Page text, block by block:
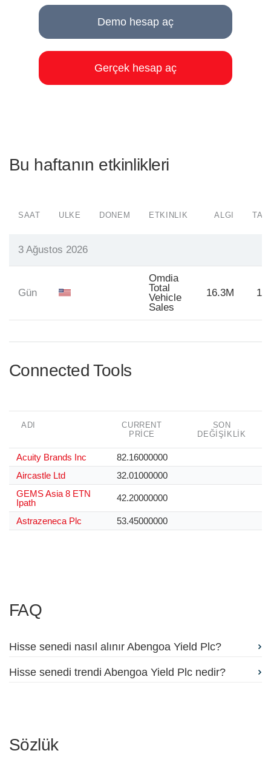
Demo hesap aç
Gerçek hesap aç
Bu haftanın etkinlikleri
SAAT ÜLKE DÖNEM ETKINLIK ALGI
3 Ağustos 2026
Gün
Omdia
Total
Vehicle
Sales
16.3M
Connected Tools
ADI
CURRENT
PRICE
SON
DEĞIŞIKLIK
Acuity Brands Inc
82.16000000
Aircastle Ltd
32.01000000
GEMS Asia 8 ETN
Ipath
42.20000000
Astrazeneca Plc 53.45000000
FAQ
Hisse senedi nasıl alınır Abengoa Yield Plc?
Hisse senedi trendi Abengoa Yield Plc nedir?
Sözlük